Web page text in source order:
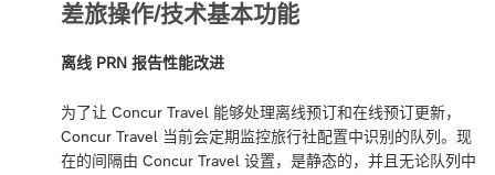
差旅操作/技术基本功能
离线 PRN 报告性能改进
为了让 Concur Travel 能够处理离线预订和在线预订更新，
Concur Travel 当前会定期监控旅行社配置中识别的队列。现
在的间隔由 Concur Travel 设置，是静态的，并且无论队列中